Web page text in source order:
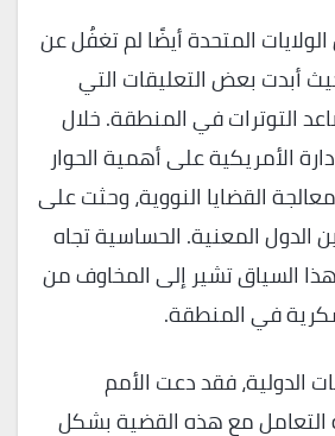
الولايات المتحدة أيضًا لم تغفُل عن
أبدت بعض التعليقات التي
التوترات في المنطقة. خلال
الأمريكية على أهمية الحوار
القضايا النووية، وحثت على
الدول المعنية. الحساسية تجاه
السياق تشير إلى المخاوف من
في المنطقة.
الدولية، فقد دعت الأمم
التعامل مع هذه القضية بشكل